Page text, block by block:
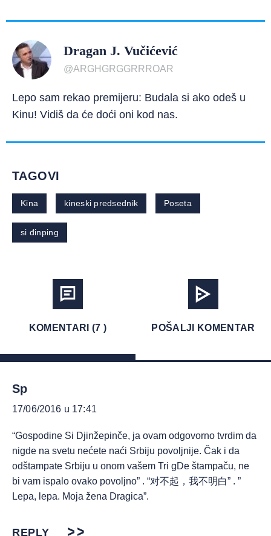
Dragan J. Vučićević
@ARGHGRGGRRROAR
Lepo sam rekao premijeru: Budala si ako odeš u
Kinu! Vidiš da će doći oni kod nas.
TAGOVI
Kina kineski predsednik Poseta
si đinping
KOMENTARI (7 ) POŠALJI KOMENTAR
Sp
17/06/2016 u 17:41
“Gospodine Si Djinžepinče, ja ovam odgovorno tvrdim da
nigde na svetu nećete naći Srbiju povoljnije. Čak i da
odštampate Srbiju u onom vašem Tri gDe štampaču, ne
bi vam ispalo ovako povoljno” . “对不起，我不明白” . ”
Lepa, lepa. Moja žena Dragica”.
REPLY